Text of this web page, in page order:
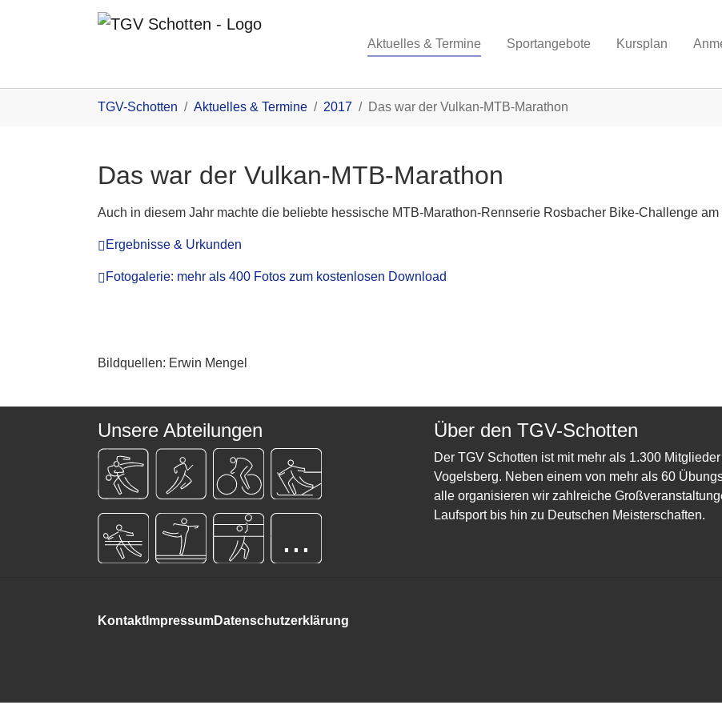
Aktuelles & Termine Sportangebote Kursplan
TGV-Schotten Aktuelles & Termine 2017 Das war der Vulkan-MTB-Marathon
Das war der Vulkan-MTB-Marathon
Auch in diesem Jahr machte die beliebte hessische MTB-Marathon-Rennserie Rosbacher Bike-Challenge
Ergebnisse & Urkunden
Fotogalerie: mehr als 400 Fotos zum kostenlosen Download
Bildquellen: Erwin Mengel
Unsere Abteilungen
...
Über den TGV-Schotten
Der TGV Schotten ist mit mehr als 1.300
Vogelsberg. Neben einem von mehr als 60
alle organisieren wir zahlreiche
Laufsport bis hin zu Deutschen Meisterschaften.
Kontakt ImpressumDatenschutzerklärung